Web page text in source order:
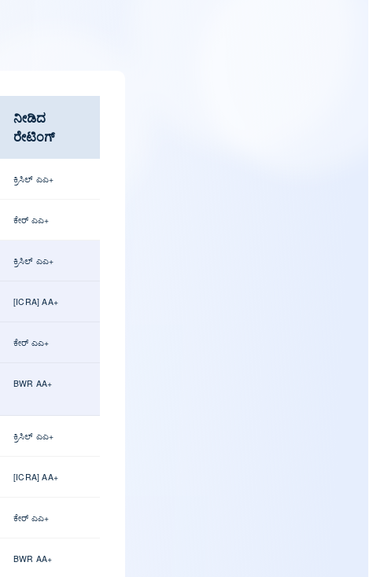
ನೀಡಿದ
ರೇಟಿಂಗ್
ಕ್ರಿಸಿಲ್ ಎಎ+
ಕೇರ್ ಎಎ+
ಕ್ರಿಸಿಲ್ ಎಎ+
[ICRA] AA+
ಕೇರ್ ಎಎ+
BWR AA+
ಕ್ರಿಸಿಲ್ ಎಎ+
[ICRA] AA+
ಕೇರ್ ಎಎ+
BWR AA+